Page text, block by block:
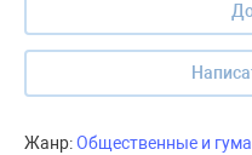
Жанр:Общественные и